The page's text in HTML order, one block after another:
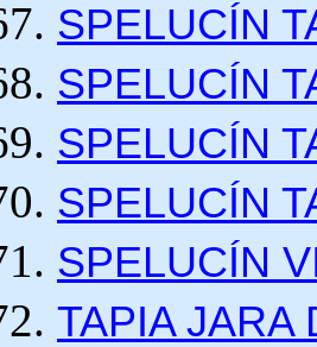
SPELUCÍN
SPELUCÍN
SPELUCÍN
SPELUCÍN
SPELUCÍN
TAPIA JARA